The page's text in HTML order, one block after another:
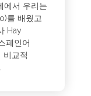
에서 우리는
를 배웠고
Hay
페인어
비교적